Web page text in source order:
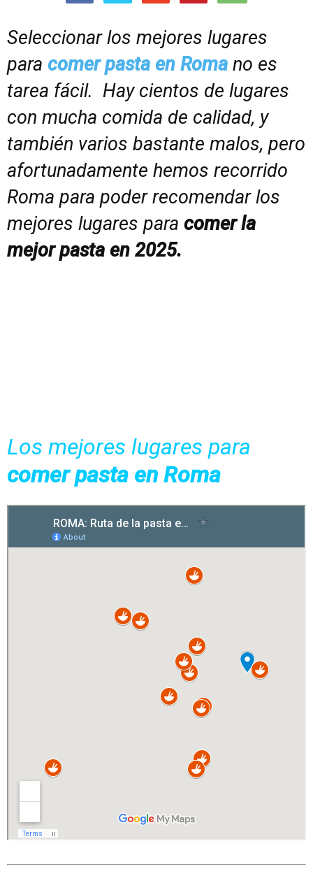
Seleccionar los mejores lugares
para comer pasta en Roma no es
tarea fácil. Hay cientos de lugares
con mucha comida de calidad, y
también varios bastante malos, pero
afortunadamente hemos recorrido
Roma para poder recomendar los
mejores lugares para comer la
mejor pasta en 2025.
Los mejores lugares para
comer pasta en Roma